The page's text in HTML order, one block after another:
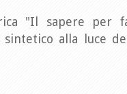
"Il sapere per
sintetico alla luce